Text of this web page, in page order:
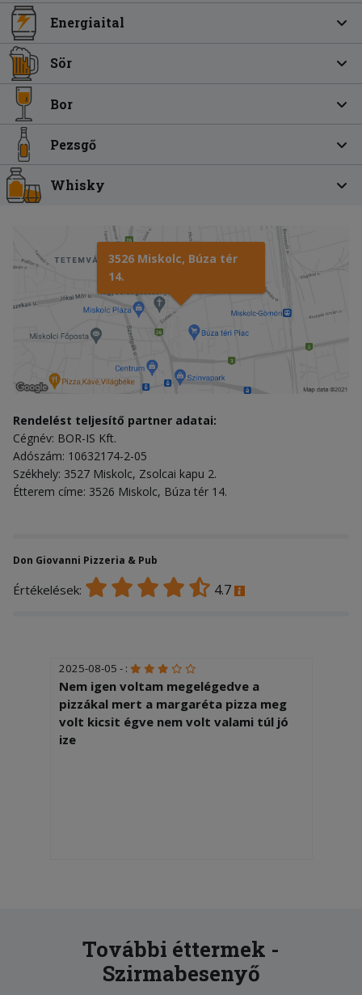
Energiaital
Sör
Bor
Pezsgő
Whisky
3526 Miskolc, Búza tér
14.
Rendelést teljesítő partner adatai:
Cégnév: BOR-IS Kft.
Adószám: 10632174-2-05
Székhely: 3527 Miskolc, Zsolcai kapu 2.
Étterem címe: 3526 Miskolc, Búza tér 14.
Don Giovanni Pizzeria & Pub
Értékelések: 4.7
2025-08-05 - :
Nem igen voltam megelégedve a
pizzákal mert a margaréta pizza meg
volt kicsit égve nem volt valami túl jó
ize
További éttermek -
Szirmabesenyő